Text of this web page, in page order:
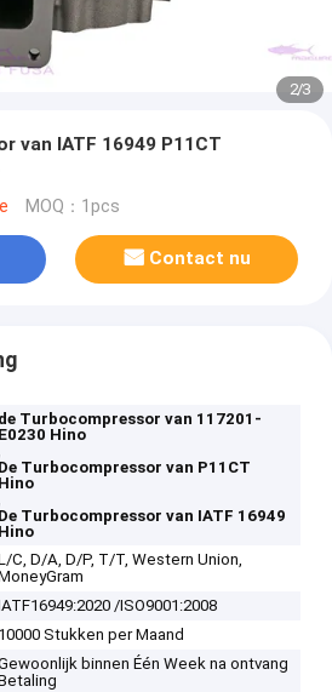
2/3
van IATF 16949 P11CT
MOQ：1pcs
Contact nu
de Turbocompressor van 117201-
E0230 Hino
De Turbocompressor van P11CT
Hino
De Turbocompressor van IATF 16949
Hino
C, D/A, D/P, T/T, Western Union,
/ISO9001:2008
10000 Stukken per Maand
binnen Één Week na ontvang